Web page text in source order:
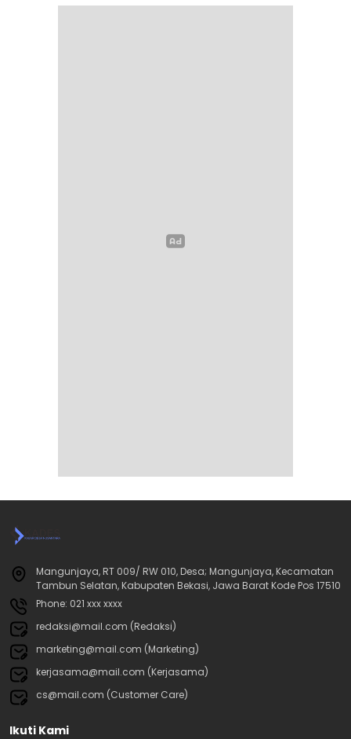
Mangunjaya, RT 009/ RW 010, Desa; Mangunjaya, Kecamatan
Tambun Selatan, Kabupaten Bekasi, Jawa Barat Kode Pos 17510
Phone: 021 xxx xxxx
redaksi@mail.com (Redaksi)
marketing@mail.com (Marketing)
kerjasama@mail.com (Kerjasama)
cs@mail.com (Customer Care)
Ikuti Kami